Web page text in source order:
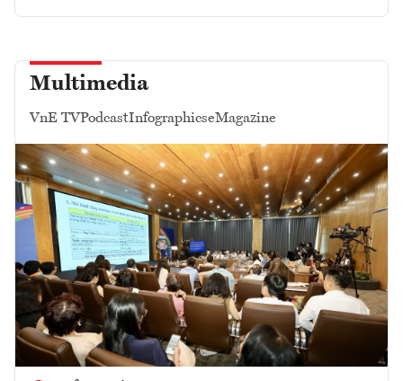
Multimedia
VnE TVPodcastInfographicseMagazine